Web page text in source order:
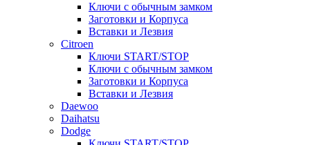
Ключи с обычным замком
Заготовки и Корпуса
Вставки и Лезвия
Citroen
Ключи START/STOP
Ключи с обычным замком
Заготовки и Корпуса
Вставки и Лезвия
Daewoo
Daihatsu
Dodge